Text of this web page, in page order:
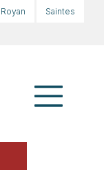
Royan Saintes